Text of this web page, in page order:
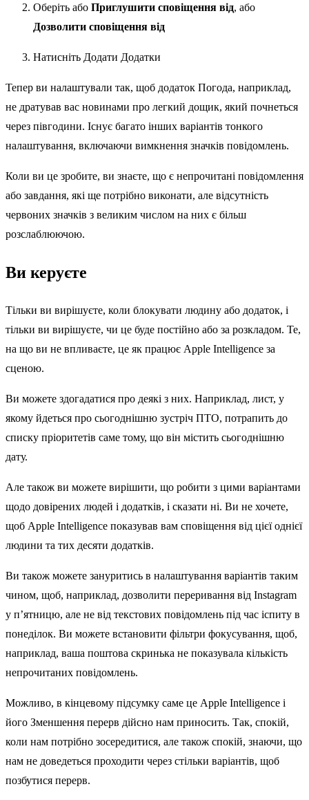
Оберіть або Приглушити сповіщення від, або
Дозволити сповіщення від
Натисніть Додати Додатки
Тепер ви налаштували так, щоб додаток Погода, наприклад,
не дратував вас новинами про легкий дощик, який почнеться
через півгодини. Існує багато інших варіантів тонкого
налаштування, включаючи вимкнення значків повідомлень.
Коли ви це зробите, ви знаєте, що є непрочитані повідомлення
або завдання, які ще потрібно виконати, але відсутність
червоних значків з великим числом на них є більш
розслаблюючою.
Ви керуєте
Тільки ви вирішуєте, коли блокувати людину або додаток, і
тільки ви вирішуєте, чи це буде постійно або за розкладом. Те,
на що ви не впливаєте, це як працює Apple Intelligence за
сценою.
Ви можете здогадатися про деякі з них. Наприклад, лист, у
якому йдеться про сьогоднішню зустріч ПТО, потрапить до
списку пріоритетів саме тому, що він містить сьогоднішню
дату.
Але також ви можете вирішити, що робити з цими варіантами
щодо довірених людей і додатків, і сказати ні. Ви не хочете,
щоб Apple Intelligence показував вам сповіщення від цієї однієї
людини та тих десяти додатків.
Ви також можете зануритись в налаштування варіантів таким
чином, щоб, наприклад, дозволити переривання від Instagram
у п’ятницю, але не від текстових повідомлень під час іспиту в
понеділок. Ви можете встановити фільтри фокусування, щоб,
наприклад, ваша поштова скринька не показувала кількість
непрочитаних повідомлень.
Можливо, в кінцевому підсумку саме це Apple Intelligence і
його Зменшення перерв дійсно нам приносить. Так, спокій,
коли нам потрібно зосередитися, але також спокій, знаючи, що
нам не доведеться проходити через стільки варіантів, щоб
позбутися перерв.